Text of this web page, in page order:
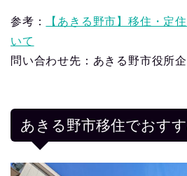
参考：
【あきる野市】移住・定
いて
問い合わせ先：あきる野市役所
あきる野市移住でおす